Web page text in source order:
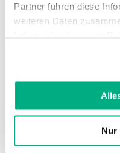
Partner führen diese
weiteren Daten
Cookies, wenn Sie
Weitere Informationen
Nur